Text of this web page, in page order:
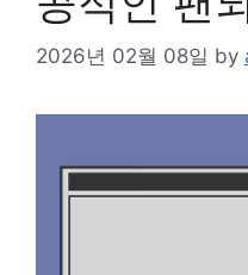
2026년 02월 08일 by